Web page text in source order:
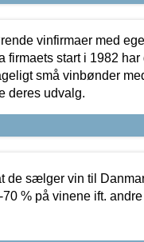
vinfirmaer med
firmaets start i 1982 har
små vinbønder
deres udvalg.
de sælger vin til
% på vinene ift.